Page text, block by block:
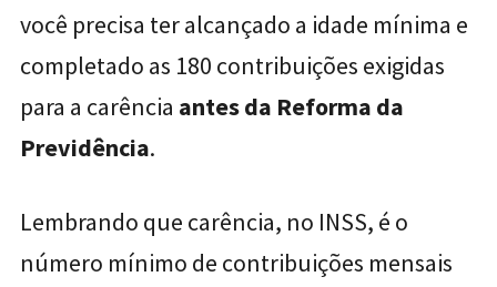
você precisa ter alcançado a idade mínima e
completado as 180 contribuições exigidas
para a carência antes da Reforma da
Previdência.
Lembrando que carência, no INSS, é o
número mínimo de contribuições mensais